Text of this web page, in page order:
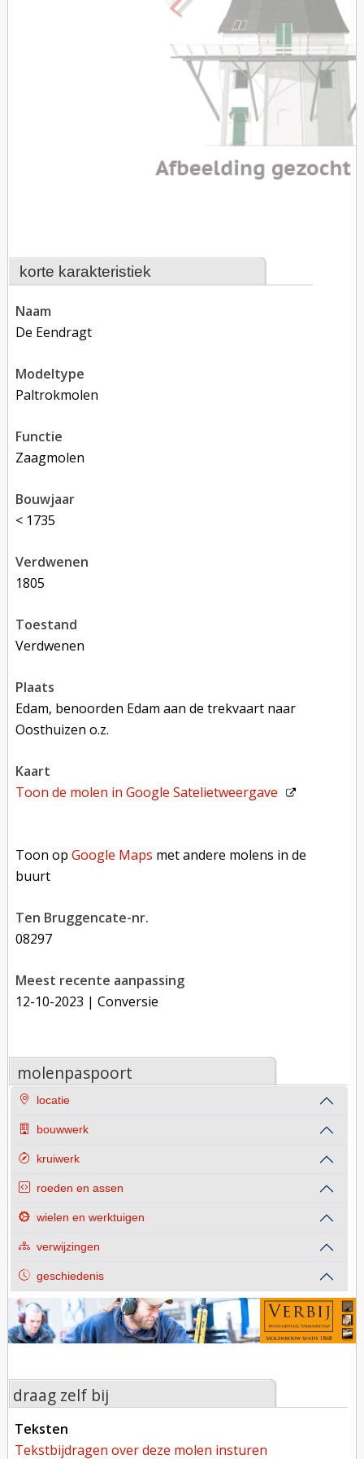
korte karakteristiek
naam
De Eendragt
modeltype
Paltrokmolen
functie
zaagmolen
bouwjaar
< 1735
verdwenen
1805
toestand
verdwenen
plaats
Edam, benoorden Edam aan de trekvaart naar
Oosthuizen o.z.
kaart
Toon de molen inGoogle Satelietweergave
Toon opGoogle Maps met andere molens in de
buurt
Ten Bruggencate-nr.
08297
Meest recente aanpassing
12-10-2023 | Conversie
molenpaspoort
locatie
bouwwerk
kruiwerk
roeden en assen
wielen en werktuigen
verwijzingen
geschiedenis
draag zelf bij
teksten
tekstbijdragen over deze molen insturen